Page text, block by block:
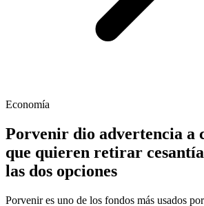
Economía
Porvenir dio advertencia a
que quieren retirar
las dos opciones
Porvenir es uno de los fondos más usados